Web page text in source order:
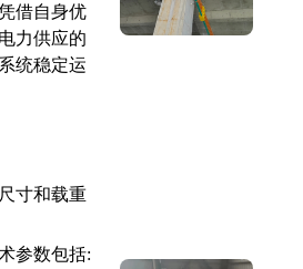
借自身优
力供应的
统稳定运
寸和载重
参数包括: